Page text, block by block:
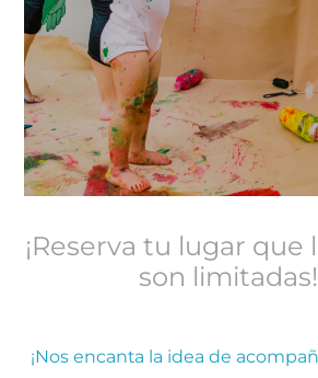
¡Reserva tu lugar que
son limitadas!
¡Nos encanta la idea de